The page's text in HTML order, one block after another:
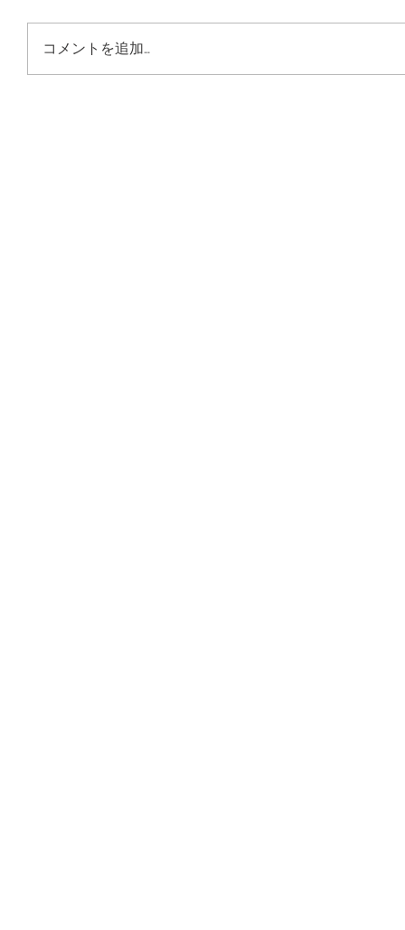
コメントを追加…